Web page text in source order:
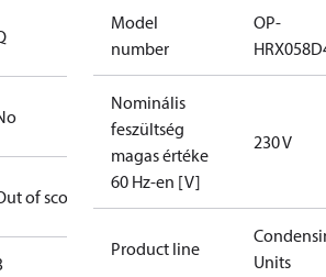
of scope
Model
number
OP-
Nominális
feszültség
magas értéke
60 Hz-en [V]
230 V
Product line
Units